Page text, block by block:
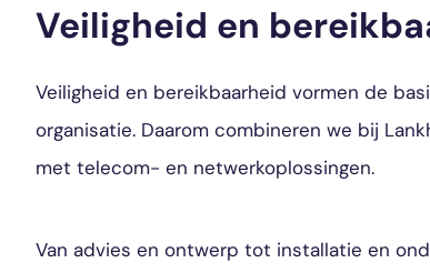
Veiligheid en
Veiligheid en bereikbaarheid vormen de
organisatie. Daarom combineren we bij
met telecom- en netwerkoplossingen.
Van advies en ontwerp tot installatie en